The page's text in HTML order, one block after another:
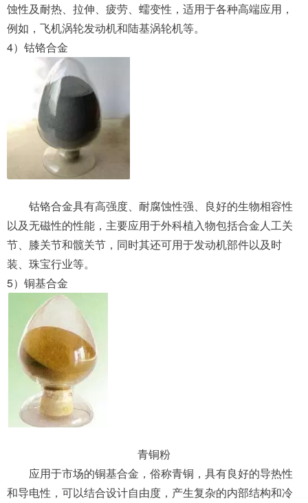
蚀性及耐热、拉伸、疲劳、蠕变性，适用于各种高端应用，
例如，飞机涡轮发动机和陆基涡轮机等。
4）钴铬合金
钴铬合金具有高强度、耐腐蚀性强、良好的生物相容性
以及无磁性的性能，主要应用于外科植入物包括合金人工关
节、膝关节和髋关节，同时其还可用于发动机部件以及时
装、珠宝行业等。
5）铜基合金
青铜粉
应用于市场的铜基合金，俗称青铜，具有良好的导热性
和导电性，可以结合设计自由度，产生复杂的内部结构和冷